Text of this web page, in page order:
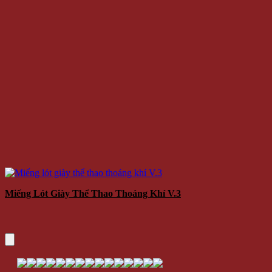
Miếng Lót Giày Thể Thao Thoáng Khí V.3